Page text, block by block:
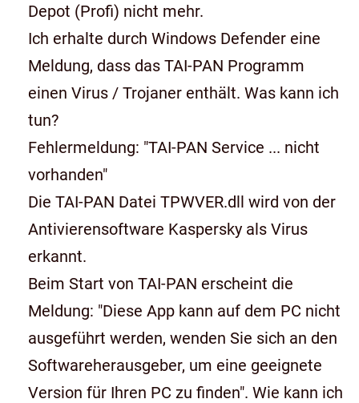
Depot (Profi) nicht mehr.
Ich erhalte durch Windows Defender eine
Meldung, dass das TAI-PAN Programm
einen Virus / Trojaner enthält. Was kann ich
tun?
Fehlermeldung: "TAI-PAN Service ... nicht
vorhanden"
Die TAI-PAN Datei TPWVER.dll wird von der
Antivierensoftware Kaspersky als Virus
erkannt.
Beim Start von TAI-PAN erscheint die
Meldung: "Diese App kann auf dem PC nicht
ausgeführt werden, wenden Sie sich an den
Softwareherausgeber, um eine geeignete
Version für Ihren PC zu finden". Wie kann ich